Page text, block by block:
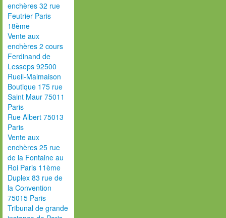
enchères 32 rue
Feutrier Paris
18ème
Vente aux
enchères 2 cours
Ferdinand de
Lesseps 92500
Rueil-Malmaison
Boutique 175 rue
Saint Maur 75011
Paris
Rue Albert 75013
Paris
Vente aux
enchères 25 rue
de la Fontaine au
Roi Paris 11ème
Duplex 83 rue de
la Convention
75015 Paris
Tribunal de grande